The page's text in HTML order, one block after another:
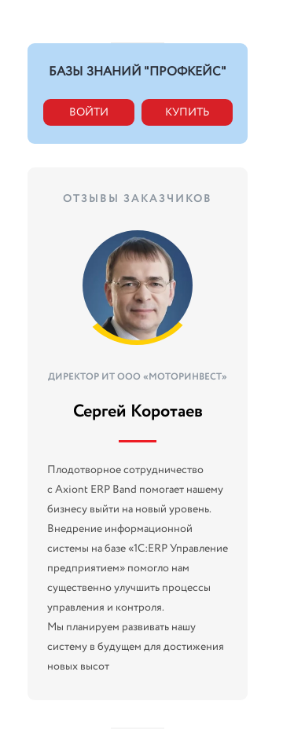
БАЗЫ ЗНАНИЙ "ПРОФКЕЙС"
ВОЙТИ КУПИТЬ
ОТЗЫВЫ ЗАКАЗЧИКОВ
ДИРЕКТОР ИТ ООО «МОТОРИНВЕСТ»
Сергей Коротаев
Плодотворное сотрудничество
с Axiont ERP Band помогает нашему
бизнесу выйти на новый уровень.
Внедрение информационной
системы на базе «1С:ERP Управление
предприятием» помогло нам
существенно улучшить процессы
управления и контроля.
Мы планируем развивать нашу
систему в будущем для достижения
новых высот